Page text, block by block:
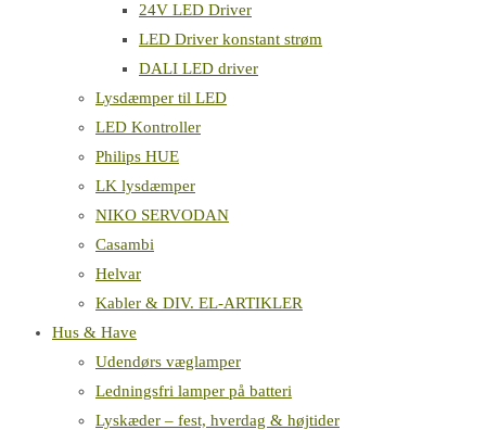
24V LED Driver
LED Driver konstant strøm
DALI LED driver
Lysdæmper til LED
LED Kontroller
Philips HUE
LK lysdæmper
NIKO SERVODAN
Casambi
Helvar
Kabler & DIV. EL-ARTIKLER
Hus & Have
Udendørs væglamper
Ledningsfri lamper på batteri
Lyskæder – fest, hverdag & højtider